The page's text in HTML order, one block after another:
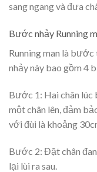
sang ngang và đưa
Bước nhảy Running
Running man là
nhảy này bao gồm 4
Bước 1: Hai chân lúc
một chân lên, đảm
với đùi là khoảng
Bước 2: Đặt chân
lại lùi ra sau.